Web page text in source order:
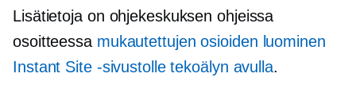
Lisätietoja on ohjekeskuksen ohjeissa
osoitteessa mukautettujen osioiden luominen
Instant Site -sivustolle tekoälyn avulla.